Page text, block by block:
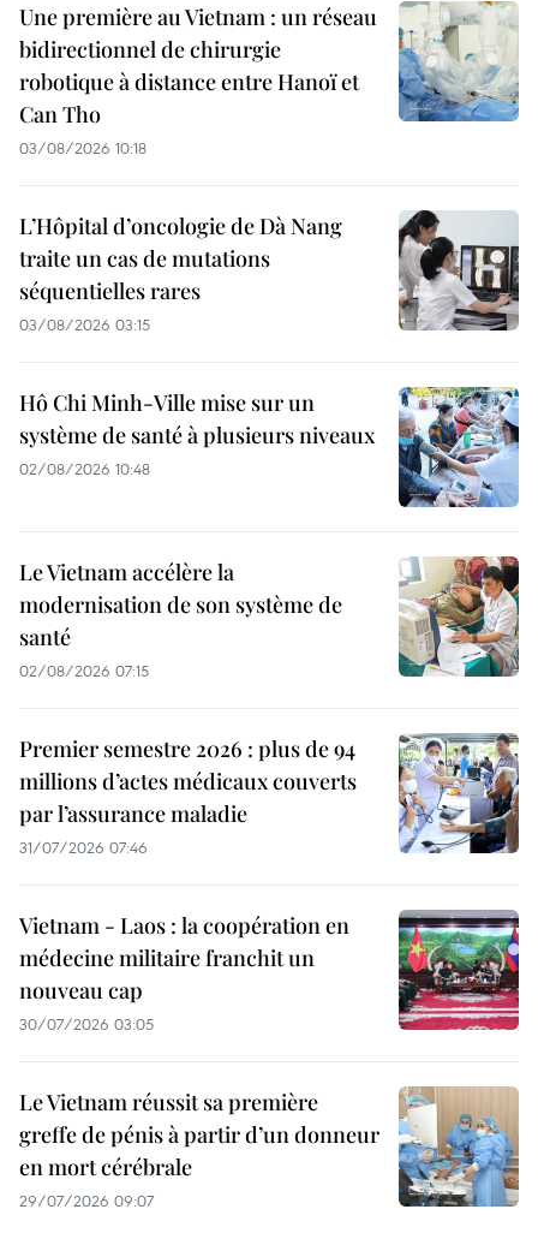
Une première au Vietnam : un réseau
bidirectionnel de chirurgie
robotique à distance entre Hanoï et
Can Tho
03/08/2026 10:18
L’Hôpital d’oncologie de Dà Nang
traite un cas de mutations
séquentielles rares
03/08/2026 03:15
Hô Chi Minh-Ville mise sur un
système de santé à plusieurs niveaux
02/08/2026 10:48
Le Vietnam accélère la
modernisation de son système de
santé
02/08/2026 07:15
Premier semestre 2026 : plus de 94
millions d’actes médicaux couverts
par l’assurance maladie
31/07/2026 07:46
Vietnam - Laos : la coopération en
médecine militaire franchit un
nouveau cap
30/07/2026 03:05
Le Vietnam réussit sa première
greffe de pénis à partir d’un donneur
en mort cérébrale
29/07/2026 09:07